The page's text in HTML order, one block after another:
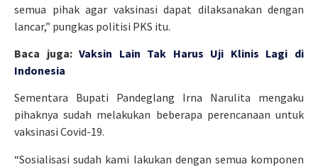
semua pihak agar vaksinasi dapat dilaksanakan dengan
lancar,” pungkas politisi PKS itu.
Baca juga:Vaksin Lain Tak Harus Uji Klinis Lagi di
Indonesia
Sementara Bupati Pandeglang Irna Narulita mengaku
pihaknya sudah melakukan beberapa perencanaan untuk
vaksinasi Covid-19.
“Sosialisasi sudah kami lakukan dengan semua komponen